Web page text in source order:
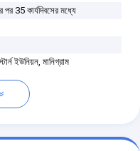
পর 35 কার্যদিবসের মধ্যে
ইউনিয়ন, মানিগ্রাম